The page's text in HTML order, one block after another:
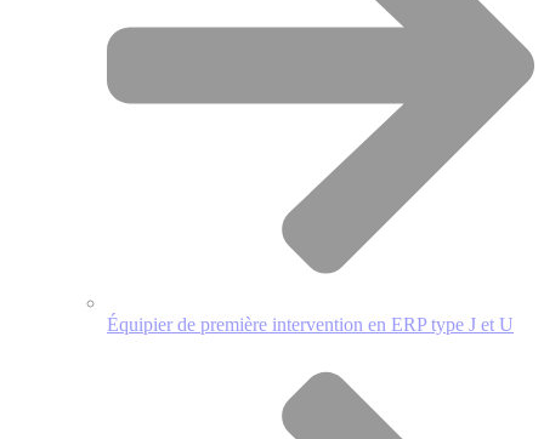
Équipier de première intervention en ERP type J et U